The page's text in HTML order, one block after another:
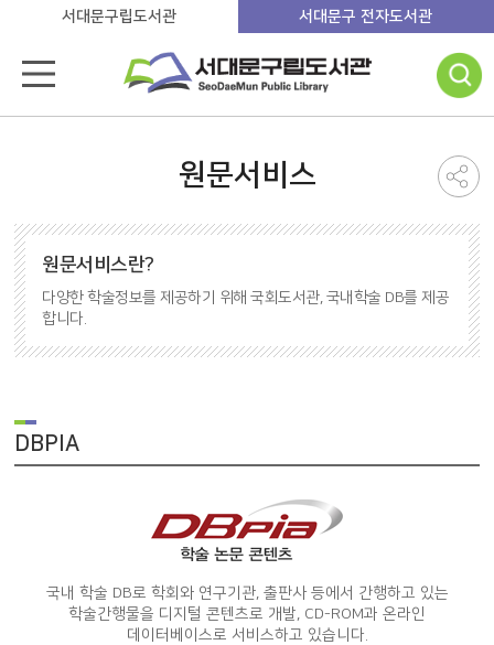
서대문구립도서관 서대문구 전자도서관
원문서비스
원문서비스란?
다양한 학술정보를 제공하기 위해 국회도서관, 국내학술 DB를 제공
합니다.
DBPIA
국내 학술 DB로 학회와 연구기관, 출판사 등에서 간행하고 있는
학술간행물을 디지털 콘텐츠로 개발, CD-ROM과 온라인
데이터베이스로 서비스하고 있습니다.